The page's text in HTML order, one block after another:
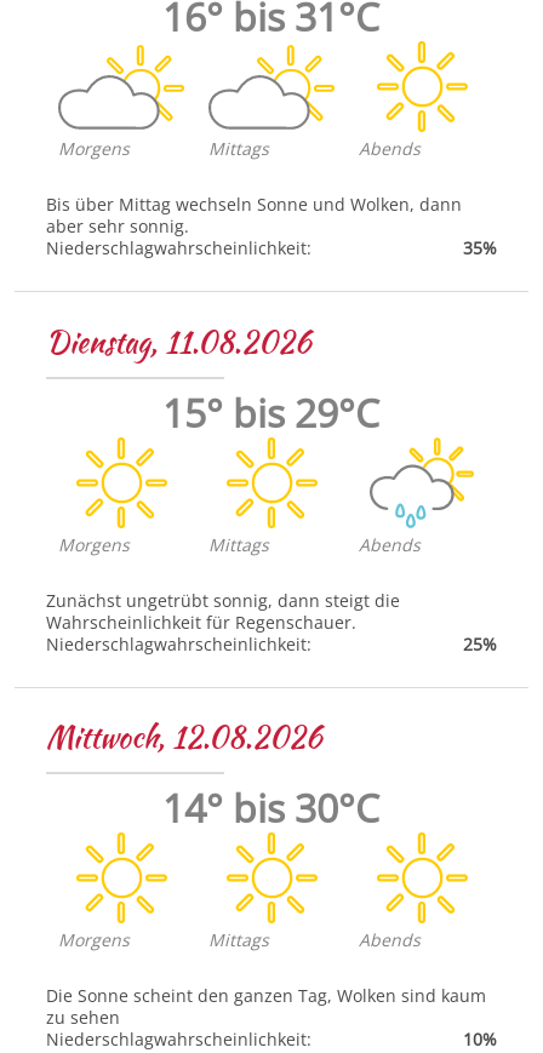
16° bis 31°C
Morgens Mittags Abends
Bis über Mittag wechseln Sonne und Wolken, dann
aber sehr sonnig.
Niederschlagwahrscheinlichkeit:
35%
Dienstag, 11.08.2026
15° bis 29°C
Morgens Mittags Abends
Zunächst ungetrübt sonnig, dann steigt die
Wahrscheinlichkeit für Regenschauer.
Niederschlagwahrscheinlichkeit:
25%
Mittwoch, 12.08.2026
14° bis 30°C
Morgens Mittags Abends
Die Sonne scheint den ganzen Tag, Wolken sind kaum
zu sehen
Niederschlagwahrscheinlichkeit:
10%